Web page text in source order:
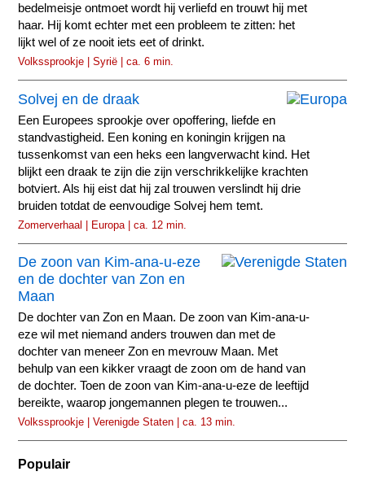
bedelmeisje ontmoet wordt hij verliefd en trouwt hij met
haar. Hij komt echter met een probleem te zitten: het
lijkt wel of ze nooit iets eet of drinkt.
Volkssprookje | Syrië | ca. 6 min.
Solvej en de draak
Een Europees sprookje over opoffering, liefde en
standvastigheid. Een koning en koningin krijgen na
tussenkomst van een heks een langverwacht kind. Het
blijkt een draak te zijn die zijn verschrikkelijke krachten
botviert. Als hij eist dat hij zal trouwen verslindt hij drie
bruiden totdat de eenvoudige Solvej hem temt.
Zomerverhaal | Europa | ca. 12 min.
De zoon van Kim-ana-u-eze
en de dochter van Zon en
Maan
De dochter van Zon en Maan. De zoon van Kim-ana-u-
eze wil met niemand anders trouwen dan met de
dochter van meneer Zon en mevrouw Maan. Met
behulp van een kikker vraagt de zoon om de hand van
de dochter. Toen de zoon van Kim-ana-u-eze de leeftijd
bereikte, waarop jongemannen plegen te trouwen...
Volkssprookje | Verenigde Staten | ca. 13 min.
Populair